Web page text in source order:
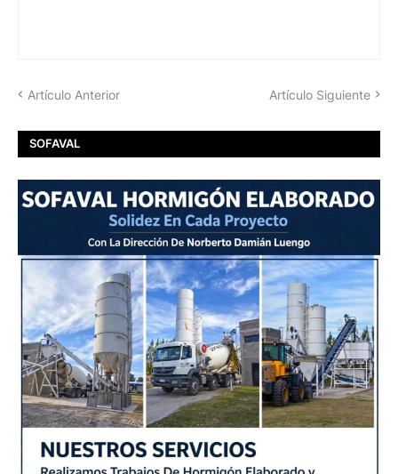
Artículo Anterior Artículo Siguiente
SOFAVAL